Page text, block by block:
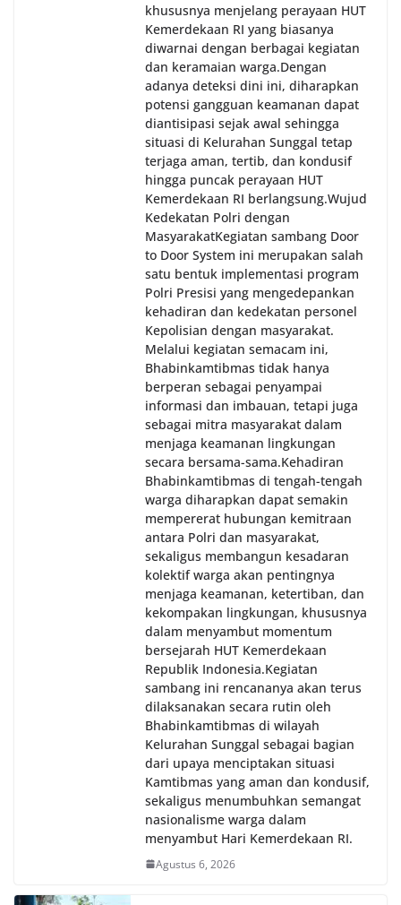
khususnya menjelang perayaan HUT
Kemerdekaan RI yang biasanya
diwarnai dengan berbagai kegiatan
dan keramaian warga.‎‎Dengan
adanya deteksi dini ini, diharapkan
potensi gangguan keamanan dapat
diantisipasi sejak awal sehingga
situasi di Kelurahan Sunggal tetap
terjaga aman, tertib, dan kondusif
hingga puncak perayaan HUT
Kemerdekaan RI berlangsung.‎‎Wujud
Kedekatan Polri dengan
Masyarakat‎Kegiatan sambang Door
to Door System ini merupakan salah
satu bentuk implementasi program
Polri Presisi yang mengedepankan
kehadiran dan kedekatan personel
Kepolisian dengan masyarakat.
Melalui kegiatan semacam ini,
Bhabinkamtibmas tidak hanya
berperan sebagai penyampai
informasi dan imbauan, tetapi juga
sebagai mitra masyarakat dalam
menjaga keamanan lingkungan
secara bersama-sama.‎‎Kehadiran
Bhabinkamtibmas di tengah-tengah
warga diharapkan dapat semakin
mempererat hubungan kemitraan
antara Polri dan masyarakat,
sekaligus membangun kesadaran
kolektif warga akan pentingnya
menjaga keamanan, ketertiban, dan
kekompakan lingkungan, khususnya
dalam menyambut momentum
bersejarah HUT Kemerdekaan
Republik Indonesia.‎Kegiatan
sambang ini rencananya akan terus
dilaksanakan secara rutin oleh
Bhabinkamtibmas di wilayah
Kelurahan Sunggal sebagai bagian
dari upaya menciptakan situasi
Kamtibmas yang aman dan kondusif,
sekaligus menumbuhkan semangat
nasionalisme warga dalam
menyambut Hari Kemerdekaan RI.
Agustus 6, 2026